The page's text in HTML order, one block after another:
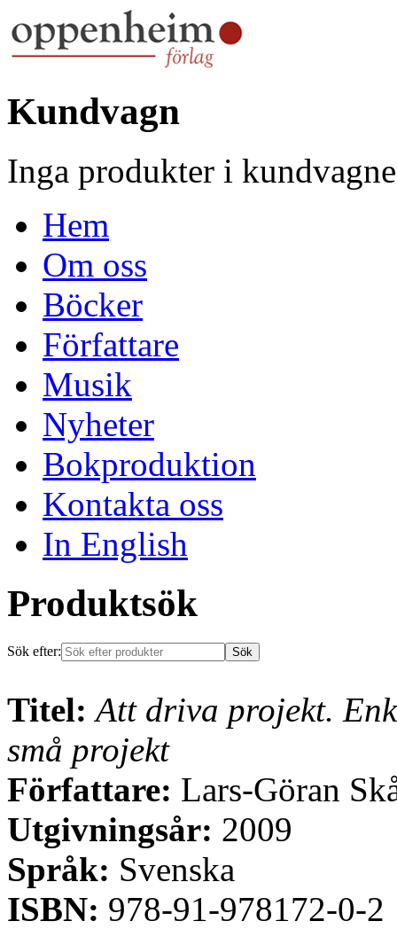
Kundvagn
Inga produkter i
Hem
Om oss
Böcker
Författare
Musik
Nyheter
Bokproduktion
Kontakta oss
In English
Produktsök
Sök efter:
Titel: Att driva projekt.
små projekt
Författare: Lars-Göran
Utgivningsår: 2009
Språk: Svenska
ISBN: 978-91-978172-0-2